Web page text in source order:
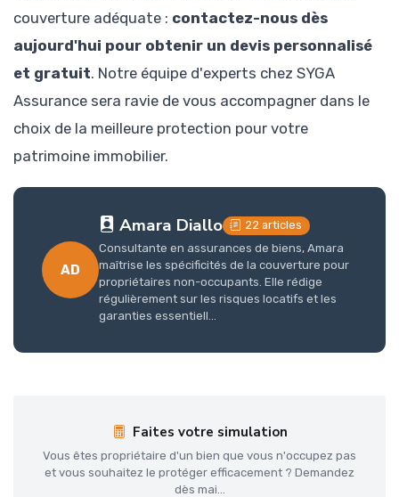
couverture adéquate : contactez-nous dès
aujourd'hui pour obtenir un devis personnalisé
et gratuit. Notre équipe d'experts chez SYGA
Assurance sera ravie de vous accompagner dans le
choix de la meilleure protection pour votre
patrimoine immobilier.
AD
Amara Diallo
22 articles
Consultante en assurances de biens, Amara
maîtrise les spécificités de la couverture pour
propriétaires non-occupants. Elle rédige
régulièrement sur les risques locatifs et les
garanties essentiell...
Faites votre simulation
Vous êtes propriétaire d'un bien que vous n'occupez pas
et vous souhaitez le protéger efficacement ? Demandez
dès mai...